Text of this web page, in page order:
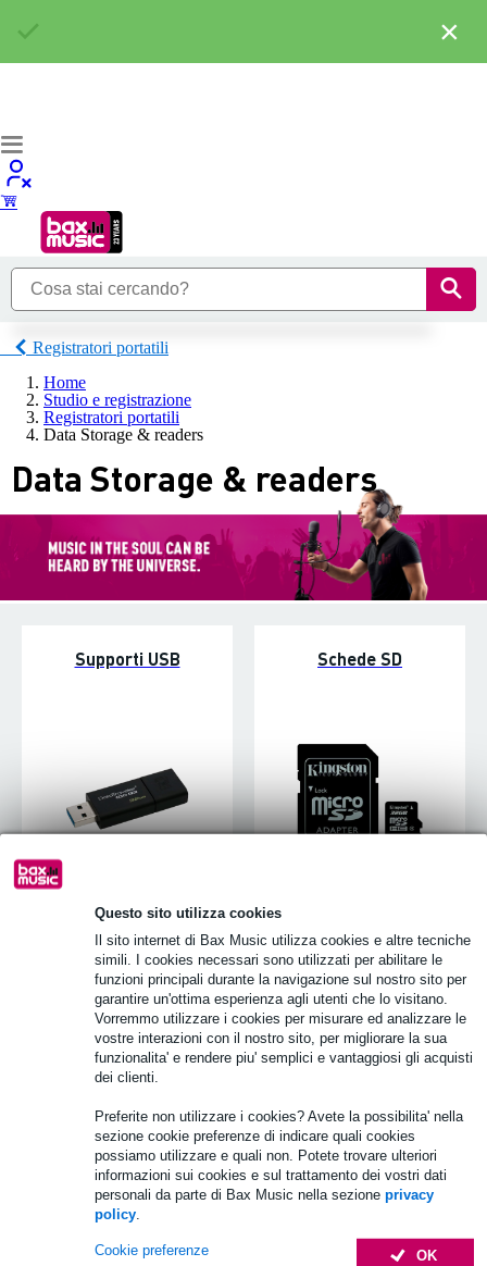
Questo sito utilizza cookies
Il sito internet di Bax Music utilizza cookies e altre tecniche
simili. I cookies necessari sono utilizzati per abilitare le
funzioni principali durante la navigazione sul nostro sito per
garantire un'ottima esperienza agli utenti che lo visitano.
Vorremmo utilizzare i cookies per misurare ed analizzare le
vostre interazioni con il nostro sito, per migliorare la sua
funzionalita' e rendere piu' semplici e vantaggiosi gli acquisti
dei clienti.
Preferite non utilizzare i cookies? Avete la possibilita' nella
sezione cookie preferenze di indicare quali cookies
possiamo utilizzare e quali non. Potete trovare ulteriori
informazioni sui cookies e sul trattamento dei vostri dati
personali da parte di Bax Music nella sezione privacy
policy
OK
Cookie preferenze
Registratori portatili
Home
Studio e registrazione
Registratori portatili
Data Storage & readers
Data Storage & readers
Supporti USB Schede SD
SSDs Hard disk esterni
l'archiviazione dati
Lettore schede di
memoria
×